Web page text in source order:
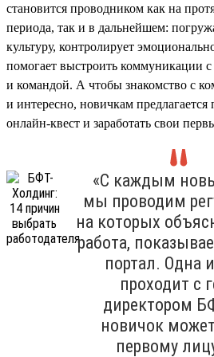
становится проводником как на
периода, так и в дальнейшем:
культуру, контролирует
помогает выстроить коммуникации с
и командой. А чтобы знакомство с
и интересно, новичкам
онлайн-квест и заработать свои
«С каждым
мы проводим
на которых
работа,
портал. Одна
проходит с
директором
новичок
первому